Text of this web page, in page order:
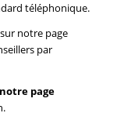
téléphonique.
notre page
par
page